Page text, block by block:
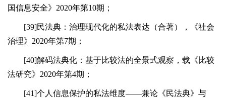
国信息安全》2020年第10期；
[39]民法典：治理现代化的私法表达（合著），《社会
治理》2020年第7期；
[40]解码法典化：基于比较法的全景式观察，载《比较
法研究》2020年第4期；
[41]个人信息保护的私法维度——兼论《民法典》与